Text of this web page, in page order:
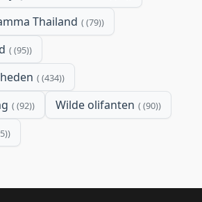
Thailand (79)
(95)
(434)
(92) Wilde olifanten (90)